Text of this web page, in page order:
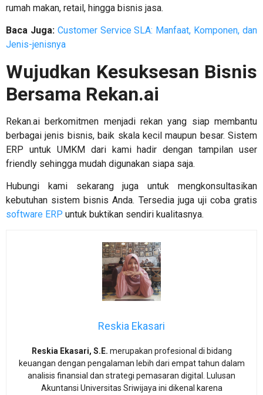
rumah makan, retail, hingga bisnis jasa.
Baca Juga: Customer Service SLA: Manfaat, Komponen, dan
Jenis-jenisnya
Wujudkan Kesuksesan Bisnis
Bersama Rekan.ai
Rekan.ai berkomitmen menjadi rekan yang siap membantu
berbagai jenis bisnis, baik skala kecil maupun besar. Sistem
ERP untuk UMKM dari kami hadir dengan tampilan user
friendly sehingga mudah digunakan siapa saja.
Hubungi kami sekarang juga untuk mengkonsultasikan
kebutuhan sistem bisnis Anda. Tersedia juga uji coba gratis
software ERP untuk buktikan sendiri kualitasnya.
Reskia Ekasari
Reskia Ekasari, S.E. merupakan profesional di bidang
keuangan dengan pengalaman lebih dari empat tahun dalam
analisis finansial dan strategi pemasaran digital. Lulusan
Akuntansi Universitas Sriwijaya ini dikenal karena